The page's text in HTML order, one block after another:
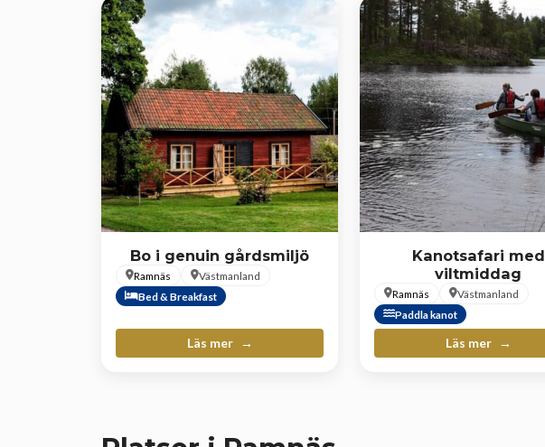
Bo i genuin gårdsmiljö
Ramnäs
Västmanland
Bed & Breakfast
Läs mer
Kanotsafari med
viltmiddag
Ramnäs
Västmanland
Paddla kanot
Läs mer